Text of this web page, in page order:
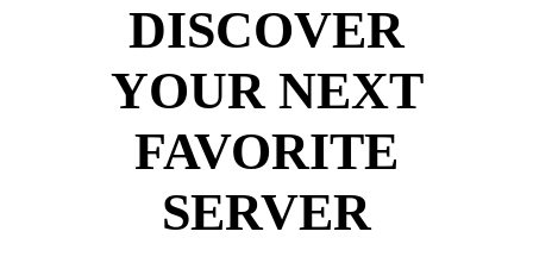
DISCOVER
YOUR NEXT
FAVORITE
SERVER